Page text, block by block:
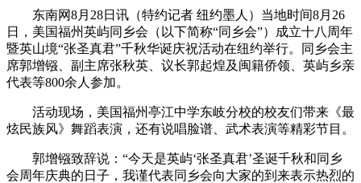
东南网8月28日讯（特约记者 纽约墨人）当地时间8月26
日，美国福州英屿同乡会（以下简称“同乡会”）成立十八周年
暨英山境“张圣真君”千秋华诞庆祝活动在纽约举行。同乡会主
席郭增镪、副主席张秋英、议长郭起煌及闽籍侨领、英屿乡亲
代表等800余人参加。
活动现场，美国福州亭江中学东岐分校的校友们带来《最
炫民族风》舞蹈表演，还有说唱脸谱、武术表演等精彩节目。
郭增镪致辞说：“今天是英屿‘张圣真君’圣诞千秋和同乡
会周年庆典的日子，我谨代表同乡会向大家的到来表示热烈的